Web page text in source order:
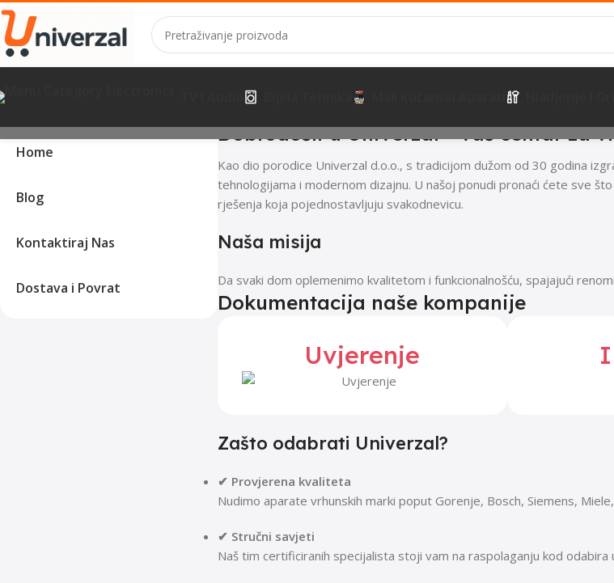
Home
Blog
Kontaktiraj Nas
Dostava i Povrat
Dobrodošli u Univerzal – vaš centar za
Kao dio porodice Univerzal d.o.o., s tradicijom dužom od 30 godina
tehnologijama i modernom dizajnu. U našoj ponudi pronaći ćete sve
rješenja koja pojednostavljuju svakodnevicu.
Naša misija
Da svaki dom oplemenimo kvalitetom i funkcionalnošću, spajajući
Dokumentacija naše kompanije
Uvjerenje
Zašto odabrati Univerzal?
✔ Provjerena kvaliteta
Nudimo aparate vrhunskih marki poput Gorenje, Bosch, Siemens,
✔ Stručni savjeti
Naš tim certificiranih specijalista stoji vam na raspolaganju kod odabira